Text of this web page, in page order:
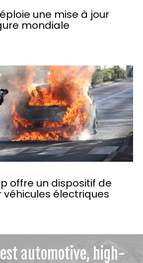
une mise à jour
mondiale
offre un dispositif de
véhicules électriques
automotive, high-